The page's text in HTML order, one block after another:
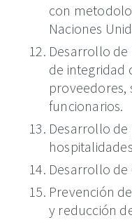
con
Naciones
Desarrollo
de integridad
proveedores,
funcionarios.
Desarrollo
Desarrollo de
Prevención
y reducción